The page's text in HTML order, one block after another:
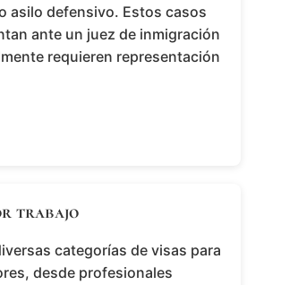
asilo defensivo. Estos casos
ante un juez de inmigración
requieren representación
trabajo
categorías de visas para
desde profesionales